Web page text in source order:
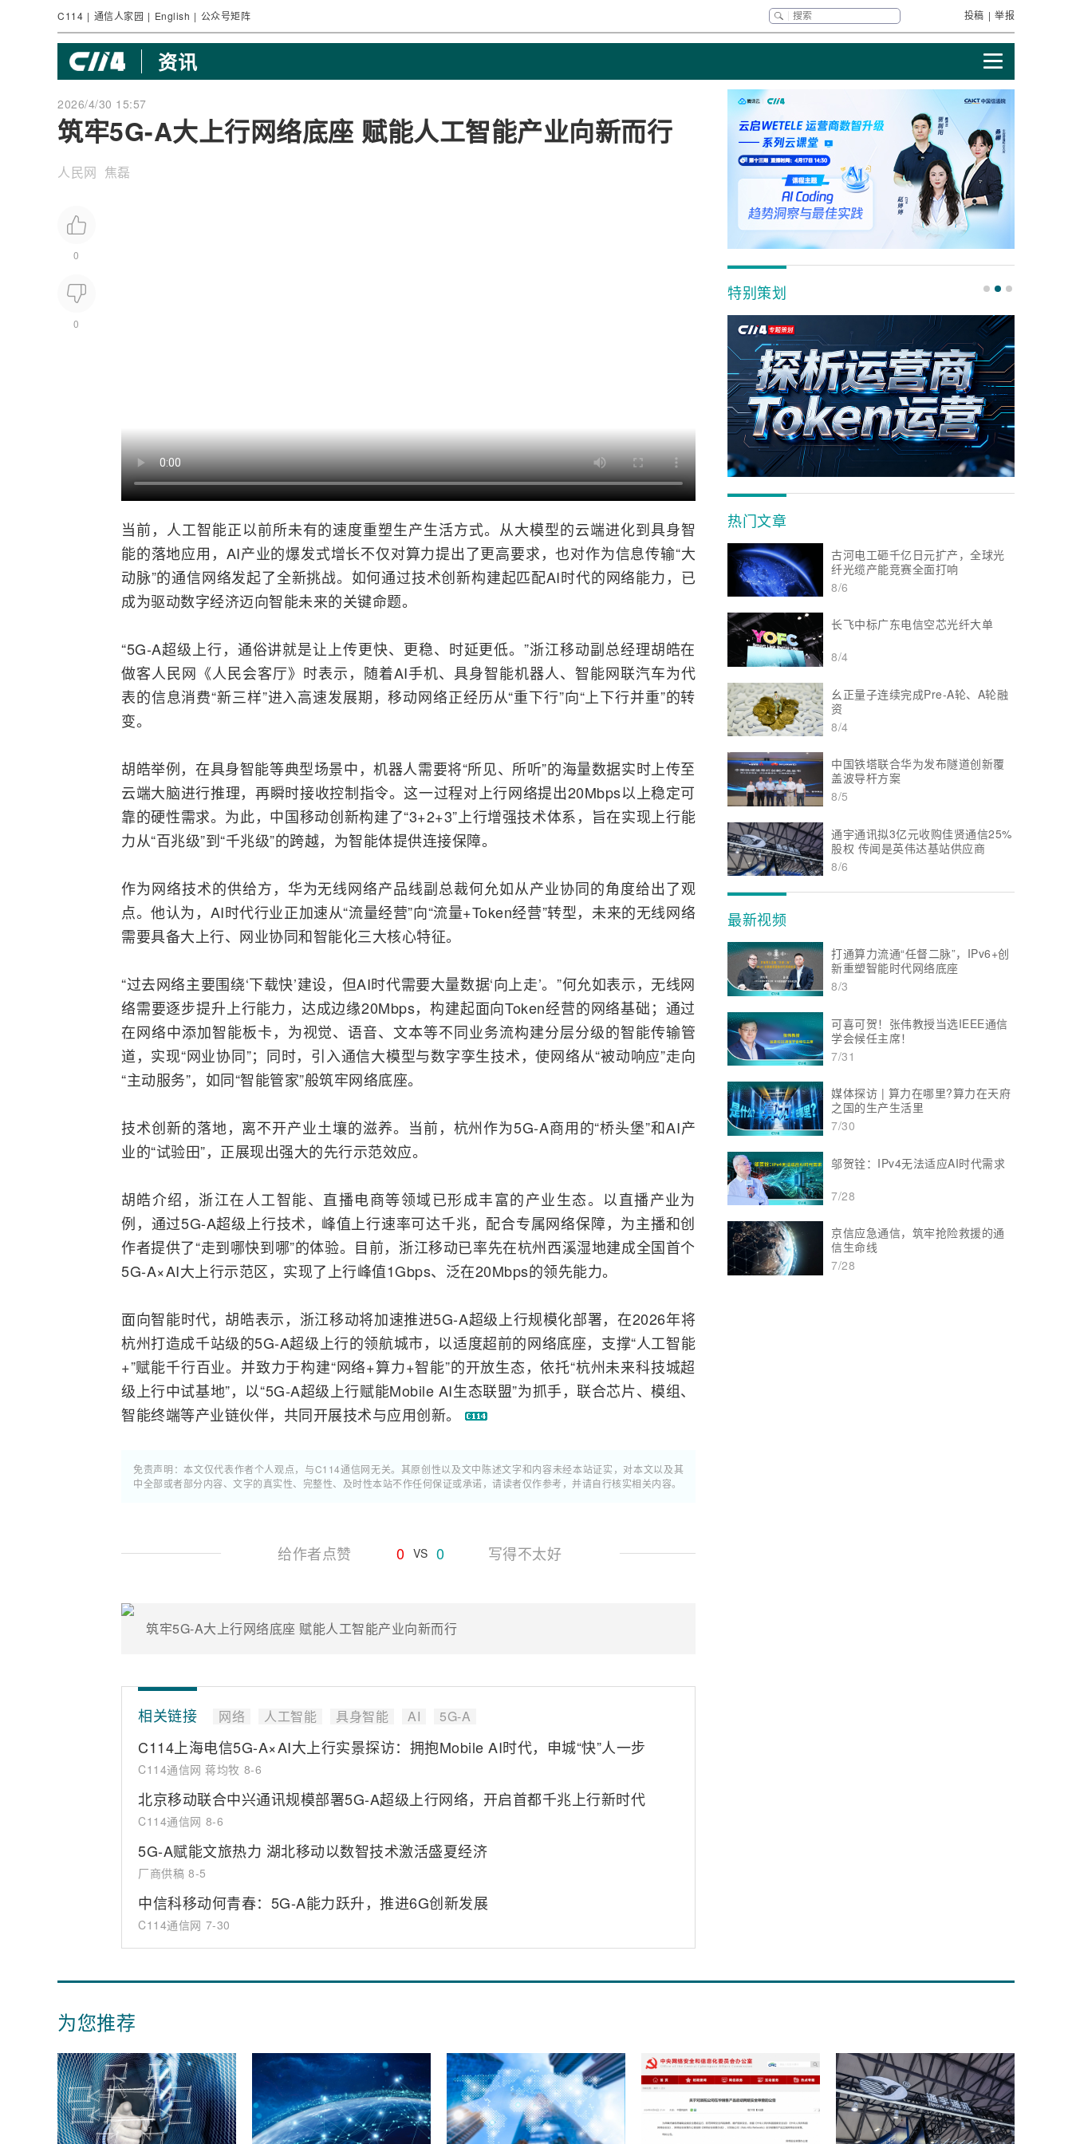
C114 | 通信人家园 | English | 公众号矩阵 投稿 | 举报
资讯
2026/4/30 15:57
筑牢5G-A大上行网络底座 赋能人工智能产业向新而行
人民网 焦磊
0
0
当前， 人工智能正以前所未有的速度重塑生产生活方式。从大模型的云端进化到具身智
能的落地应用， AI产业的爆发式增长不仅对算力提出了更高要求，也对作为信息传输“大
动脉”的通信网络发起了全新挑战。如何通过技术创新构建起匹配AI时代的网络能力，已
成为驱动数字经济迈向智能未来的关键命题。
“5G-A超级上行，通俗讲就是让上传更快、更稳、时延更低。”浙江移动副总经理胡皓在
做客人民网《人民会客厅》时表示，随着AI手机、具身智能机器人、 智能网联汽车为代
表的信息消费“新三样”进入高速发展期，移动网络正经历从“重下行”向“上下行并重”的转
变。
胡皓举例，在具身智能等典型场景中，机器人需要将“所见、所听”的海量数据实时上传至
云端大脑进行推理，再瞬时接收控制指令。这一过程对上行网络提出20Mbps以上稳定可
靠的硬性需求。为此， 中国移动创新构建了“3+2+3”上行增强技术体系，旨在实现上行能
力从“百兆级”到“千兆级”的跨越，为智能体提供连接保障。
作为网络技术的供给方， 华为无线网络产品线副总裁何允如从产业协同的角度给出了观
点。他认为，AI时代行业正加速从“流量经营”向“流量+Token经营”转型，未来的无线网络
需要具备大上行、网业协同和智能化三大核心特征。
“过去网络主要围绕‘下载快’建设，但AI时代需要大量数据‘向上走’。”何允如表示，无线网
络需要逐步提升上行能力，达成边缘20Mbps，构建起面向Token经营的网络基础；通过
在网络中添加智能板卡，为视觉、语音、文本等不同业务流构建分层分级的智能传输管
道，实现“网业协同”；同时，引入通信大模型与数字孪生技术，使网络从“被动响应”走向
“主动服务”，如同“智能管家”般筑牢网络底座。
技术创新的落地，离不开产业土壤的滋养。当前，杭州作为5G-A商用的“桥头堡”和AI产
业的“试验田”，正展现出强大的先行示范效应。
胡皓介绍，浙江在人工智能、直播电商等领域已形成丰富的产业生态。以直播产业为
例，通过5G-A超级上行技术，峰值上行速率可达千兆，配合专属网络保障，为主播和创
作者提供了“走到哪快到哪”的体验。目前，浙江移动已率先在杭州西溪湿地建成全国首个
5G-A×AI大上行示范区，实现了上行峰值1Gbps、泛在20Mbps的领先能力。
面向智能时代，胡皓表示，浙江移动将加速推进5G-A超级上行规模化部署，在2026年将
杭州打造成千站级的5G-A超级上行的领航城市，以适度超前的网络底座，支撑“人工智能
+”赋能千行百业。并致力于构建“网络+算力+智能”的开放生态，依托“杭州未来科技城超
级上行中试基地”，以“5G-A超级上行赋能Mobile AI生态联盟”为抓手，联合芯片、模组、
智能终端等产业链伙伴，共同开展技术与应用创新。
免责声明：本文仅代表作者个人观点，与C114通信网无关。其原创性以及文中陈述文字和内容未经本站证实，对本文以及其
中全部或者部分内容、文字的真实性、完整性、及时性本站不作任何保证或承诺，请读者仅作参考，并请自行核实相关内容。
给作者点赞 0 VS 0 写得不太好
筑牢5G-A大上行网络底座 赋能人工智能产业向新而行
相关链接 网络 人工智能 具身智能 AI 5G-A
C114上海电信5G-A×AI大上行实景探访：拥抱Mobile AI时代，申城“快”人一步
C114通信网 蒋均牧 8-6
北京移动联合中兴通讯规模部署5G-A超级上行网络，开启首都千兆上行新时代
C114通信网 8-6
5G-A赋能文旅热力 湖北移动以数智技术激活盛夏经济
厂商供稿 8-5
中信科移动何青春：5G-A能力跃升，推进6G创新发展
C114通信网 7-30
特别策划
热门文章
古河电工砸千亿日元扩产，全球光
纤光缆产能竞赛全面打响
8/6
长飞中标广东电信空芯光纤大单
8/4
幺正量子连续完成Pre-A轮、A轮融
资
8/4
中国铁塔联合华为发布隧道创新覆
盖波导杆方案
8/5
通宇通讯拟3亿元收购佳贤通信25%
股权 传闻是英伟达基站供应商
8/6
最新视频
打通算力流通“任督二脉”，IPv6+创
新重塑智能时代网络底座
8/3
可喜可贺！张伟教授当选IEEE通信
学会候任主席！
7/31
媒体探访 | 算力在哪里?算力在天府
之国的生产生活里
7/30
邬贺铨：IPv4无法适应AI时代需求
7/28
京信应急通信，筑牢抢险救援的通
信生命线
7/28
为您推荐